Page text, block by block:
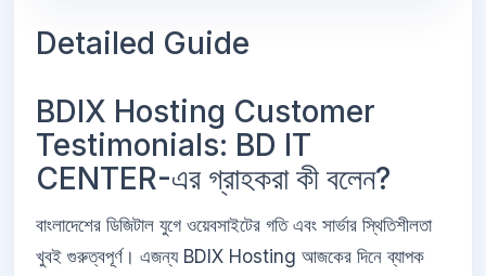
Detailed Guide
BDIX Hosting Customer
Testimonials: BD IT
CENTER-এর গ্রাহকরা কী বলেন?
বাংলাদেশের ডিজিটাল যুগে ওয়েবসাইটের গতি এবং সার্ভার স্থিতিশীলতা
খুবই গুরুত্বপূর্ণ। এজন্য BDIX Hosting আজকের দিনে ব্যাপক